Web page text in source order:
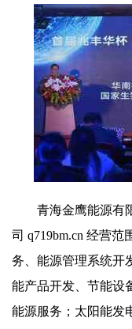
青海金鹰能源有
司 q719bm.cn 经营
务、能源管理系统开
能产品开发、节能设
能源服务；太阳能发